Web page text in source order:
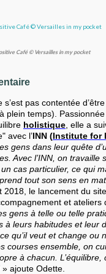
Café © Versailles in my pocket
pas contentée
plein temps).
holistique , elle a
avec l’INN (Institute for
gens dans leur quête
Avec l’INN, on
cas particulier, ce qui
tout son sens en
2018, le lancement du
et ateliers
gens à telle ou telle
à leurs habitudes et leur
qu’il veut et change ou
courses ensemble, on
à chacun. L’équilibre,
» ajoute Odette.